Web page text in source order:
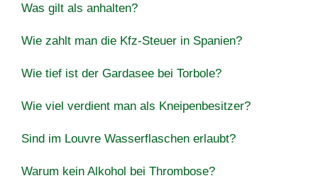
Was gilt als anhalten?
Wie zahlt man die Kfz-Steuer in Spanien?
Wie tief ist der Gardasee bei Torbole?
Wie viel verdient man als Kneipenbesitzer?
Sind im Louvre Wasserflaschen erlaubt?
Warum kein Alkohol bei Thrombose?